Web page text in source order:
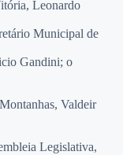
Leonardo
Municipal de
Gandini; o
Valdeir
Legislativa,